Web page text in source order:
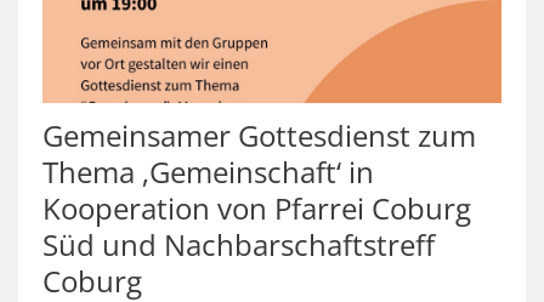
Gemeinsamer Gottesdienst zum
Thema ‚Gemeinschaft‘ in
Kooperation von Pfarrei Coburg
Süd und Nachbarschaftstreff
Coburg